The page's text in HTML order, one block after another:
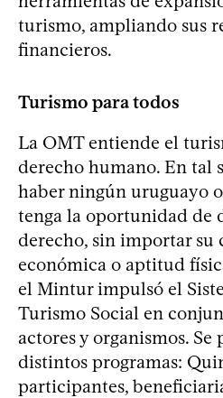
turismo, ampliando sus
financieros.
Turismo para todos
La OMT entiende el
derecho humano. En tal
haber ningún uruguayo
tenga la oportunidad de
derecho, sin importar su
económica o aptitud
el Mintur impulsó el
Turismo Social en
actores y organismos.
distintos programas:
participantes,